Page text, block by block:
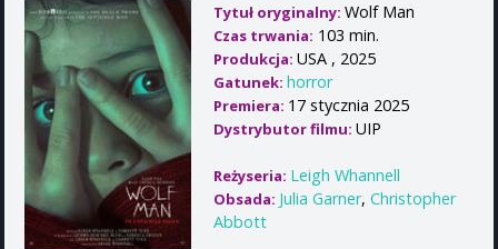
Tytuł oryginalny: Wolf Man
Czas trwania: 103 min.
Produkcja: USA , 2025
Gatunek: horror
Premiera: 17 stycznia 2025
Dystrybutor filmu: UIP
Reżyseria: Leigh Whannell
Obsada: Julia Garner, Christopher
Abbott